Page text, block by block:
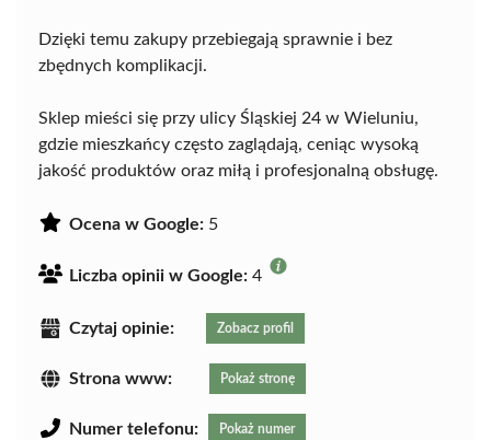
Dzięki temu zakupy przebiegają sprawnie i bez
zbędnych komplikacji.
Sklep mieści się przy ulicy Śląskiej 24 w Wieluniu,
gdzie mieszkańcy często zaglądają, ceniąc wysoką
jakość produktów oraz miłą i profesjonalną obsługę.
Ocena w Google: 5
Liczba opinii w Google: 4
Czytaj opinie: Zobacz profil
Strona www: Pokaż stronę
Numer telefonu: Pokaż numer